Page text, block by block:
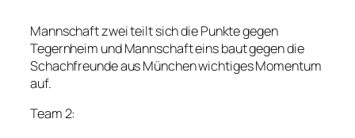
Mannschaft zwei teilt sich die Punkte gegen
Tegernheim und Mannschaft eins baut gegen die
Schachfreunde aus München wichtiges Momentum
auf.
Team 2: